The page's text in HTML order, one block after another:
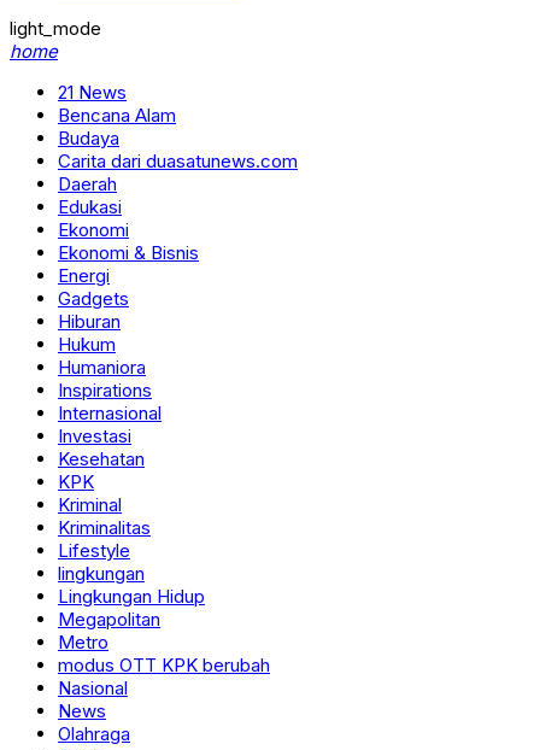
light_mode
home
21 News
Bencana Alam
Budaya
Carita dari duasatunews.com
Daerah
Edukasi
Ekonomi
Ekonomi & Bisnis
Energi
Gadgets
Hiburan
Hukum
Humaniora
Inspirations
Internasional
Investasi
Kesehatan
KPK
Kriminal
Kriminalitas
Lifestyle
lingkungan
Lingkungan Hidup
Megapolitan
Metro
modus OTT KPK berubah
Nasional
News
Olahraga